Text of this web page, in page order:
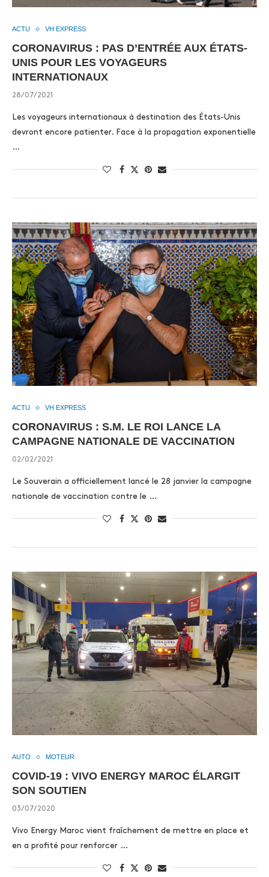
ACTU VH EXPRESS
CORONAVIRUS : PAS D’ENTRÉE AUX ÉTATS-
UNIS POUR LES VOYAGEURS
INTERNATIONAUX
28/07/2021
Les voyageurs internationaux à destination des États-Unis
devront encore patienter. Face à la propagation exponentielle
…
ACTU VH EXPRESS
CORONAVIRUS : S.M. LE ROI LANCE LA
CAMPAGNE NATIONALE DE VACCINATION
02/02/2021
Le Souverain a officiellement lancé le 28 janvier la campagne
nationale de vaccination contre le …
AUTO MOTEUR
COVID-19 : VIVO ENERGY MAROC ÉLARGIT
SON SOUTIEN
03/07/2020
Vivo Energy Maroc vient fraîchement de mettre en place et
en a profité pour renforcer …